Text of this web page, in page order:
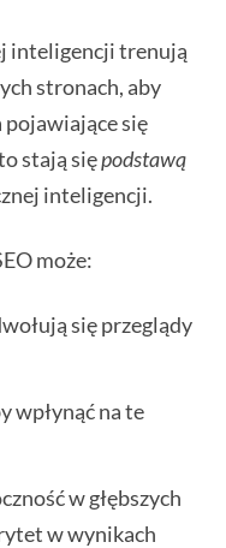
inteligencji trenują
stronach, aby
się
stają siępodstawą
inteligencji.
może:
się przeglądy
wpłynąć na te
w głębszych
w wynikach